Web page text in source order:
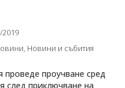
2019
, Новини и събития
проучване сред
след приключване на